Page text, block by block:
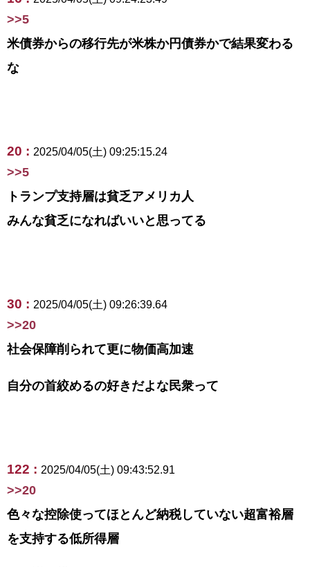
>>5
米債券からの移行先が米株か円債券かで結果変わる
な
20 : 2025/04/05(土) 09:25:15.24
>>5
トランプ支持層は貧乏アメリカ人
みんな貧乏になればいいと思ってる
30 : 2025/04/05(土) 09:26:39.64
>>20
社会保障削られて更に物価高加速
自分の首絞めるの好きだよな民衆って
122 : 2025/04/05(土) 09:43:52.91
>>20
色々な控除使ってほとんど納税していない超富裕層
を支持する低所得層